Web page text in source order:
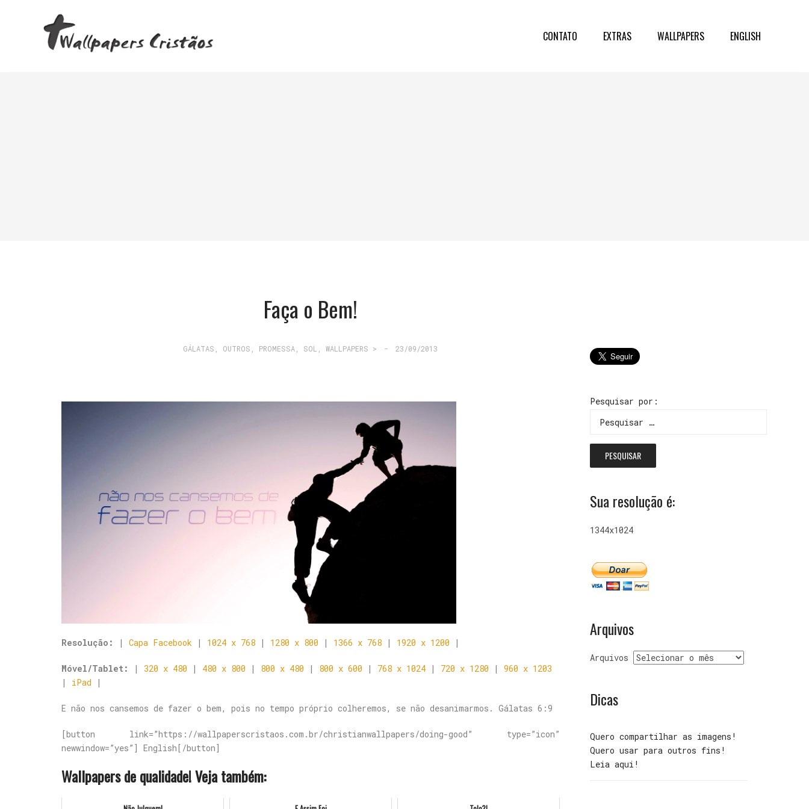
CONTATO EXTRAS WALLPAPERS ENGLISH
Faça o Bem!
GÁLATAS OUTROS PROMESSA SOL ,WALLPAPERS > - 23/09/2013
Resolução: | Capa Facebook | 1024 x 768 | 1280 x 800 | 1366 x 768 | 1920 x 1200 |
Móvel/Tablet: | 320 x 480 | 480 x 800 | 800 x 480 | 800 x 600 | 768 x 1024 | 720 x 1280 | 960 x 1203
| iPad |
E não nos cansemos de fazer o bem, pois no tempo próprio colheremos, se não desanimarmos. Gálatas 6:9
[button link=”https://wallpaperscristaos.com.br/christianwallpapers/doing-good” type=”icon”
newwindow=”yes”] English[/button]
Wallpapers de qualidade! Veja também:
Pesquisar por:
Sua resolução é:
1344x1024
Arquivos
Arquivos
Dicas
Quero compartilhar as imagens!
Quero usar para outros fins!
Leia aqui!